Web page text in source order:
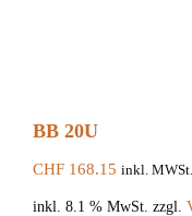
BB 20U
CHF 168.15 inkl. MWSt.
inkl. 8.1 % MwSt. zzgl.